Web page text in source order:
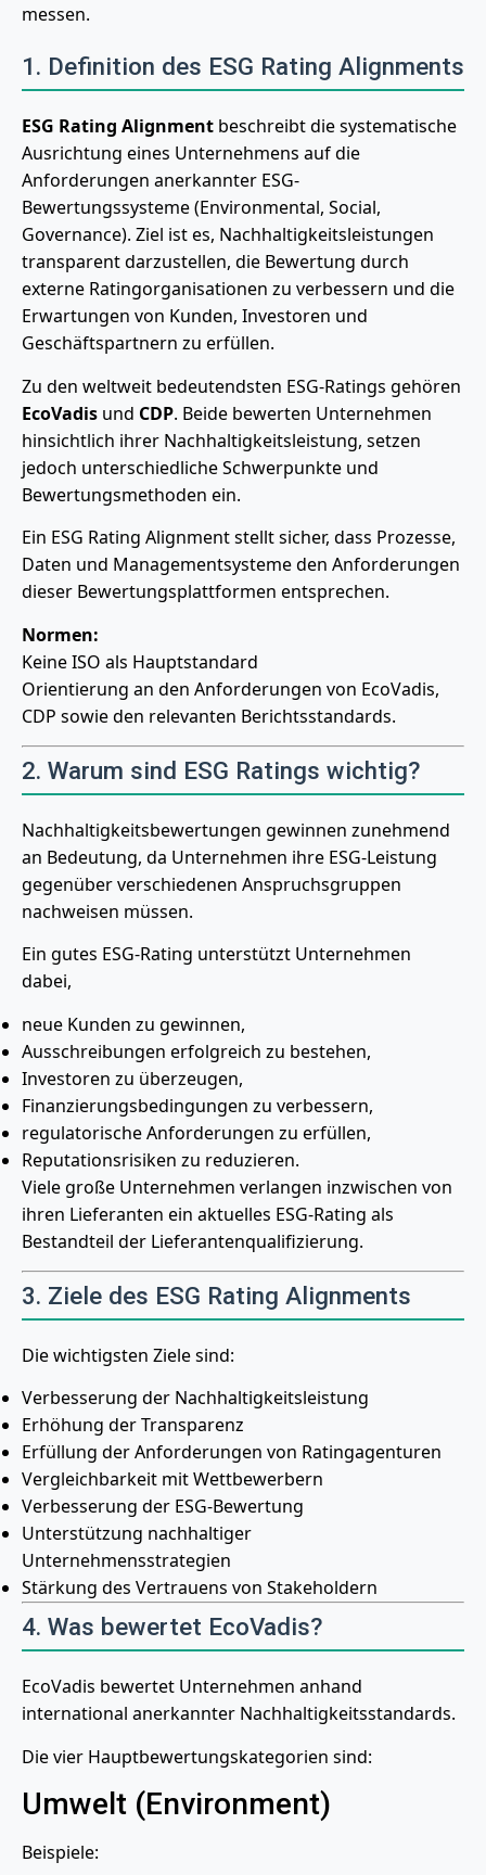
messen.
1. Definition des ESG Rating Alignments
ESG Rating Alignment beschreibt die systematische
Ausrichtung eines Unternehmens auf die
Anforderungen anerkannter ESG-
Bewertungssysteme (Environmental, Social,
Governance). Ziel ist es, Nachhaltigkeitsleistungen
transparent darzustellen, die Bewertung durch
externe Ratingorganisationen zu verbessern und die
Erwartungen von Kunden, Investoren und
Geschäftspartnern zu erfüllen.
Zu den weltweit bedeutendsten ESG-Ratings gehören
EcoVadis und CDP. Beide bewerten Unternehmen
hinsichtlich ihrer Nachhaltigkeitsleistung, setzen
jedoch unterschiedliche Schwerpunkte und
Bewertungsmethoden ein.
Ein ESG Rating Alignment stellt sicher, dass Prozesse,
Daten und Managementsysteme den Anforderungen
dieser Bewertungsplattformen entsprechen.
Normen:
Keine ISO als Hauptstandard
Orientierung an den Anforderungen von EcoVadis,
CDP sowie den relevanten Berichtsstandards.
2. Warum sind ESG Ratings wichtig?
Nachhaltigkeitsbewertungen gewinnen zunehmend
an Bedeutung, da Unternehmen ihre ESG-Leistung
gegenüber verschiedenen Anspruchsgruppen
nachweisen müssen.
Ein gutes ESG-Rating unterstützt Unternehmen
dabei,
neue Kunden zu gewinnen,
Ausschreibungen erfolgreich zu bestehen,
Investoren zu überzeugen,
Finanzierungsbedingungen zu verbessern,
regulatorische Anforderungen zu erfüllen,
Reputationsrisiken zu reduzieren.
Viele große Unternehmen verlangen inzwischen von
ihren Lieferanten ein aktuelles ESG-Rating als
Bestandteil der Lieferantenqualifizierung.
3. Ziele des ESG Rating Alignments
Die wichtigsten Ziele sind:
Verbesserung der Nachhaltigkeitsleistung
Erhöhung der Transparenz
Erfüllung der Anforderungen von Ratingagenturen
Vergleichbarkeit mit Wettbewerbern
Verbesserung der ESG-Bewertung
Unterstützung nachhaltiger
Unternehmensstrategien
Stärkung des Vertrauens von Stakeholdern
4. Was bewertet EcoVadis?
EcoVadis bewertet Unternehmen anhand
international anerkannter Nachhaltigkeitsstandards.
Die vier Hauptbewertungskategorien sind:
Umwelt (Environment)
Beispiele: